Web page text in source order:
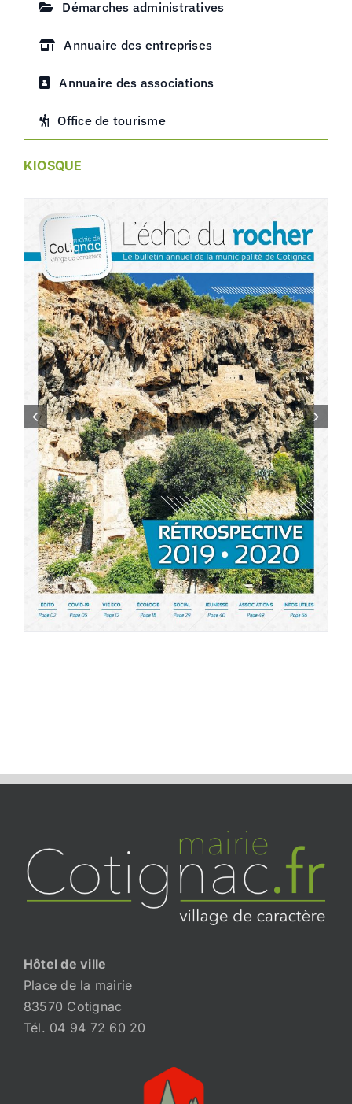
Démarches administratives
Annuaire des entreprises
Annuaire des associations
Office de tourisme
KIOSQUE
Hôtel de ville
Place de la mairie
83570 Cotignac
Tél. 04 94 72 60 20